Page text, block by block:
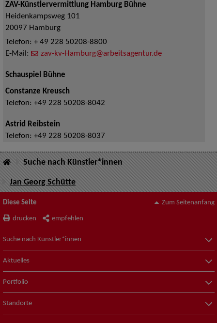
ZAV-Künstlervermittlung Hamburg Bühne
Heidenkampsweg 101
20097 Hamburg
Telefon: + 49 228 50208-8800
E-Mail:
zav-kv-Hamburg@arbeitsagentur.de
Schauspiel Bühne
Constanze Kreusch
Telefon: +49 228 50208-8042
Astrid Reibstein
Telefon: +49 228 50208-8037
Suche nach Künstler*innen
Jan Georg Schütte
Diese Seite
drucken empfehlen
Zum Seitenanfang
Suche nach Künstler*innen
Aktuelles
Portfolio
Standorte